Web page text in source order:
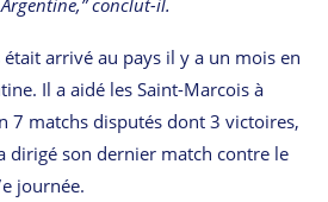
arrivé au pays il y a un mois en
Il a aidé les Saint-Marcois à
7 matchs disputés dont 3 victoires,
dirigé son dernier match contre le
journée.